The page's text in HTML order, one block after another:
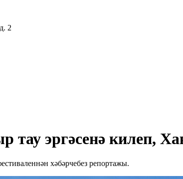
2
эргәсенә килеп,
хәбәрчебез репортажы.